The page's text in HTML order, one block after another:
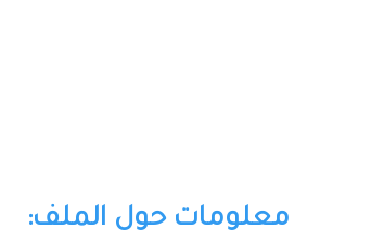
معلومات حول الملف: